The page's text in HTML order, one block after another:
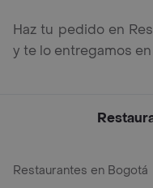
Haz tu pedido en
y te lo entregamos
Restaurantes en Bogotá